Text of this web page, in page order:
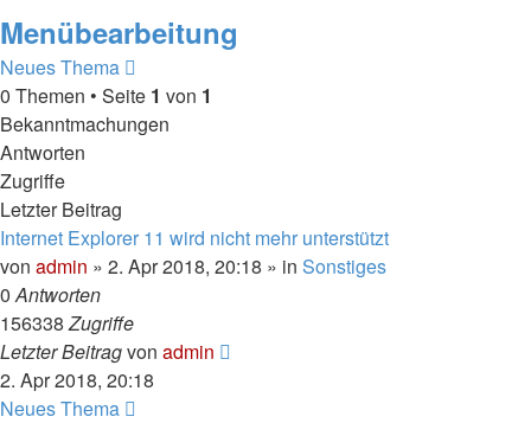
Menübearbeitung
Neues Thema
0 Themen • Seite 1 von 1
Bekanntmachungen
Antworten
Zugriffe
Letzter Beitrag
Internet Explorer 11 wird nicht mehr unterstützt
von admin » 2. Apr 2018, 20:18 » in Sonstiges
0Antworten
156338Zugriffe
Letzter Beitragvon admin
2. Apr 2018, 20:18
Neues Thema